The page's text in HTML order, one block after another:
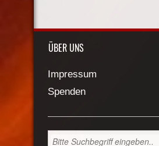
ÜBER UNS
Impressum
Spenden